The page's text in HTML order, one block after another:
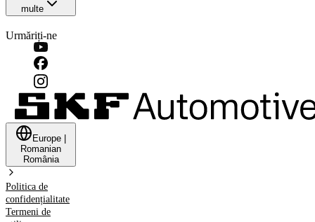
multe
Urmăriți-ne
Europe
Romanian
România
Politica de
confidențialitate
Termeni de